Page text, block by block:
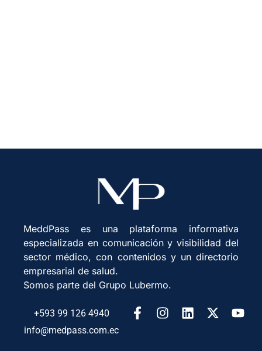
MeddPass es una plataforma informativa
especializada en comunicación y visibilidad del
sector médico, con contenidos y un directorio
empresarial de salud.
Somos parte del Grupo Lubermo.
+593 99 126 4940
info@medpass.com.ec